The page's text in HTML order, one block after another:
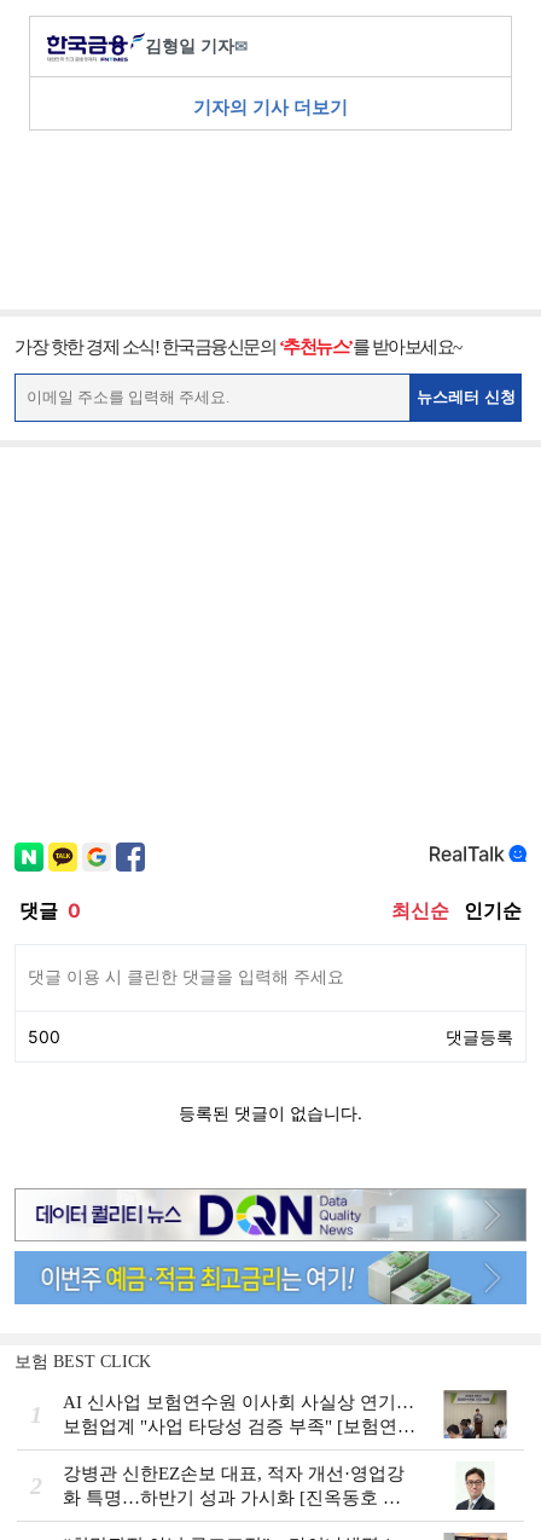
김형일 기자✉
기자의 기사 더보기
가장 핫한 경제 소식! 한국금융신문의 ‘추천뉴스’를 받아보세요~
뉴스레터 신청
보험 BEST CLICK
1
AI 신사업 보험연수원 이사회 사실상 연기…
보험업계 "사업 타당성 검증 부족" [보험연수
원 AI사업 논란]
2
강병관 신한EZ손보 대표, 적자 개선·영업강
화 특명…하반기 성과 가시화 [진옥동호 신
한금융, 부스트업 점검]